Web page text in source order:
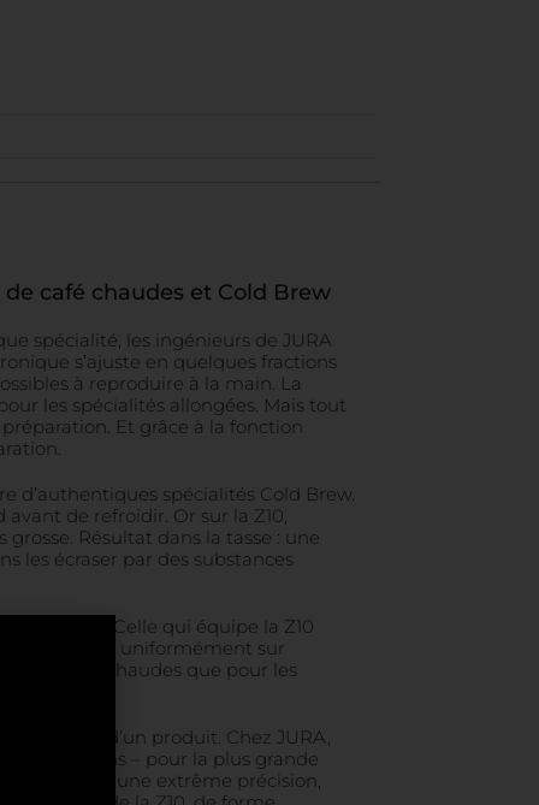
café chaudes et Cold Brew
spécialité, les ingénieurs de JURA
s’ajuste en quelques fractions
à reproduire à la main. La
les spécialités allongées. Mais tout
Et grâce à la fonction
d’authentiques spécialités Cold Brew.
de refroidir. Or sur la Z10,
Résultat dans la tasse : une
les écraser par des substances
à café. Celle qui équipe la Z10
s’écoule uniformément sur
chaudes que pour les
d’un produit. Chez JURA,
fil des ans – pour la plus grande
finition d’une extrême précision,